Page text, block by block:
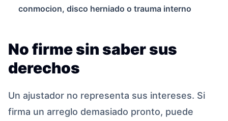
conmocion, disco herniado o trauma interno
No firme sin saber sus
derechos
Un ajustador no representa sus intereses. Si
firma un arreglo demasiado pronto, puede